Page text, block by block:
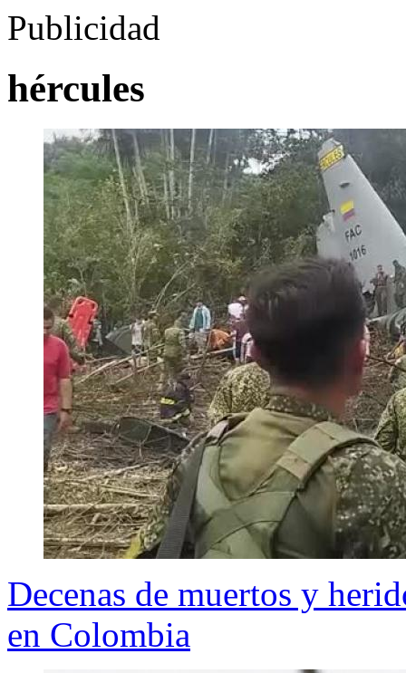
Publicidad
hércules
Decenas de muertos y
en Colombia